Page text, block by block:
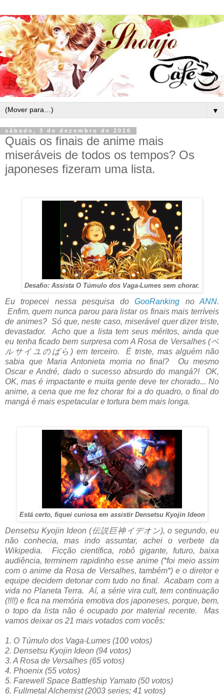
▼
sábado, 3 de dezembro de 2016
Quais os finais de anime mais
miseráveis de todos os tempos? Os
japoneses fizeram uma lista.
Desafio: Assista O Túmulo dos Vaga-Lumes sem chorar.
Eu tropecei nessa pesquisa doGooRanking noANN.
Enfim, quem nunca parou para listar os finais mais terríveis
de animes? Só que, neste caso, miserável quer dizer triste,
devastador. Acho que a lista tem seus méritos, ainda que
eu tenha ficado bem surpresa com A Rosa de Versalhes (ベ
ルサイユのばら) em terceiro. É triste, mas alguém não
sabia que Maria Antonieta morria no final? Ou mesmo
Oscar e André, dado o sucesso absurdo do mangá?! OK,
OK, mas é impactante e muita gente deve ter chorado... No
anime, a cena que me fez chorar foi a do quadro, o final do
mangá é mais espetacular e tortura bem mais longa.
Está certo, fiquei curiosa em assistir Densetsu Kyojin Ideon
Densetsu Kyojin Ideon (伝説巨神イデオン), o segundo, eu
não conhecia, mas indo assuntar, achei o verbete da
Wikipedia. Ficção científica, robô gigante, futuro, baixa
audiência, terminem rapidinho esse anime (*foi meio assim
com o anime da Rosa de Versalhes, também*) e o diretor e
equipe decidem detonar com tudo no final. Acabam com a
vida no Planeta Terra. Aí, a série vira cult, tem continuação
(!!!!) e fica na memória emotiva dos japoneses, porque, bem,
o topo da lista não é ocupado por material recente. Mas
vamos deixar os 21 mais votados com vocês:
1. O Túmulo dos Vaga-Lumes (100 votos)
2. Densetsu Kyojin Ideon (94 votos)
3. A Rosa de Versalhes (65 votos)
4. Phoenix (55 votos)
5. Farewell Space Battleship Yamato (50 votos)
6. Fullmetal Alchemist (2003 series; 41 votos)